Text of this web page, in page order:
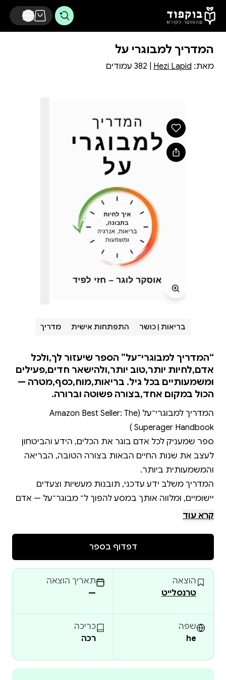
דלג לתוכן הראשי
המדריך למבוגרי על
מאת: Hezi Lapid
בריאות | כושר התפתחות אישית מדריך
“המדריך למבוגרי־על” הספר שיעזור לך,ולכל
אדם,לחיות יותר,טוב יותר,ולהישאר חדים,פעילים
ומשמעותיים בכל גיל. בריאות,מוח,כסף,מטרה —
הכול במקום אחד,בצורה פשוטה וברורה.
המדריך למבוגרי־על (Amazon Best Seller: The
ספר שמעניק לכל אדם בוגר את הכלים, הידע והביטחון
לעצב את שנות החיים הבאות בצורה הטובה, הבריאה
המדריך משלב ידע עדכני, תובנות מעשיות וצעדים
יישומיים, ומלווה אותך במסע להפוך ל־ מבוגר־על — אדם
חוסן קוגניטיבי ורגשי: כלים לשמירה על חדות המוח,
פיתוח חוסן נפשי, טיפוח מערכות יחסים ותרגול חשיבה
תכנון פיננסי, משפטי ואורח חיים: קבלת החלטות פרישה
חכמות, בחירת מסלולי דיור, תכנון משפטי נכון והישארות
מטרה, משמעות ומורשת: איך לאמץ תשוקות חדשות,
קרא עוד
דפדוף בספר
הוצאה
טרנסלייט
תאריך הוצאה
—
שפה
he
כריכה
רכה